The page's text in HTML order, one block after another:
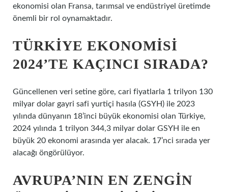
ekonomisi olan Fransa, tarımsal ve endüstriyel üretimde
önemli bir rol oynamaktadır.
TÜRKIYE EKONOMISI
2024’TE KAÇINCI SIRADA?
Güncellenen veri setine göre, cari fiyatlarla 1 trilyon 130
milyar dolar gayri safi yurtiçi hasıla (GSYH) ile 2023
yılında dünyanın 18’inci büyük ekonomisi olan Türkiye,
2024 yılında 1 trilyon 344,3 milyar dolar GSYH ile en
büyük 20 ekonomi arasında yer alacak. 17’nci sırada yer
alacağı öngörülüyor.
AVRUPA’NIN EN ZENGIN